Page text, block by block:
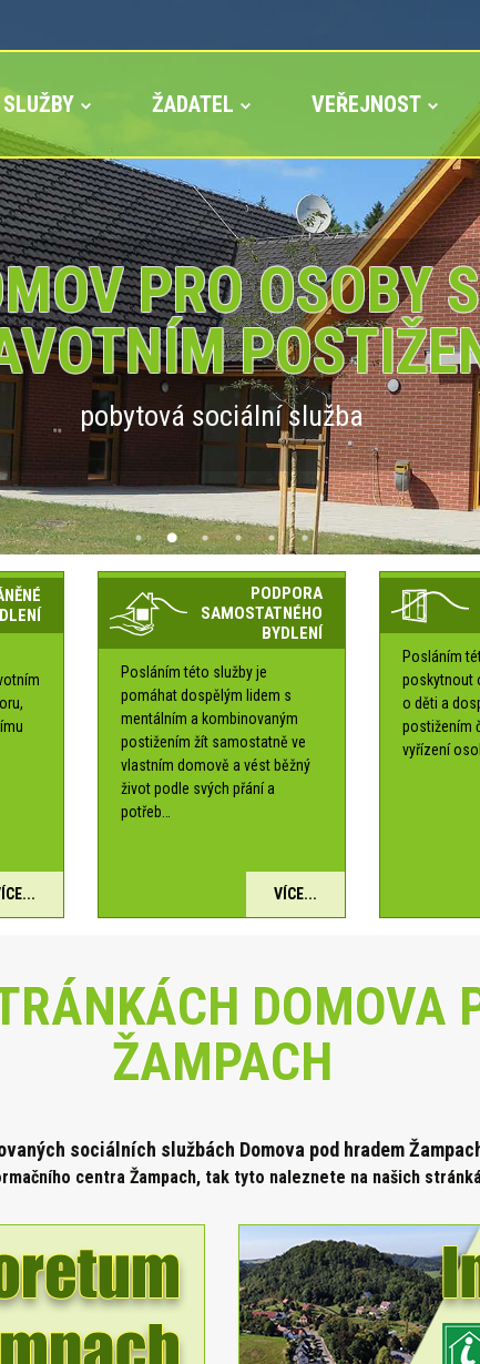
SLUŽBY ŽADATEL VEŘEJNOST
PRO OSOBY
pobytová sociální služba
PODPORA
SAMOSTATNÉHO
BYDLENÍ
Posláním této služby je
pomáhat dospělým lidem s
mentálním a kombinovaným
postižením žít samostatně ve
vlastním domově a vést běžný
život podle svých přání a
potřeb…
VÍCE...
Posláním
poskytnout
o děti a
postižením
vyřízení
DOMOVA
ŽAMPACH
ných sociálních službách Domova pod hradem
centra Žampach, tak tyto naleznete na našich